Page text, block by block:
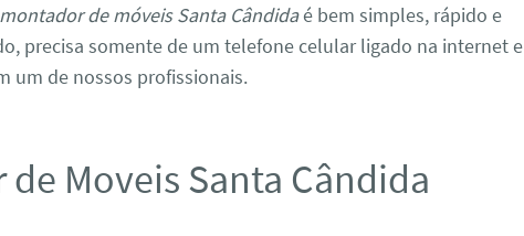
montador de móveis Santa Cândidaé bem simples, rápido e
precisa somente de um telefone celular ligado na internet e
um de nossos profissionais.
Moveis Santa Cândida